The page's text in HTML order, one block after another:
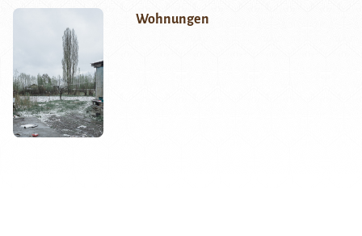
Wohnungen